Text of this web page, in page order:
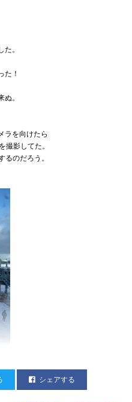
。
た！
。
ラを向けたら
撮影してた。
るのだろう。
シェアする